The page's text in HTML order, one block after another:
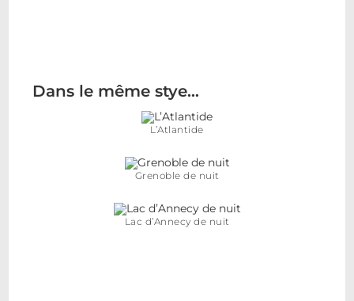
Dans le même stye…
L’Atlantide
Grenoble de nuit
Lac d’Annecy de nuit